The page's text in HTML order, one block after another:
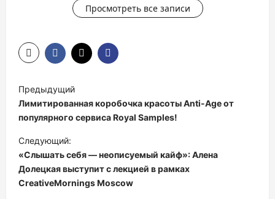
Просмотреть все записи
а
в
и
г
а
Предыдущий
Лимитированная коробочка красоты Anti-Age от
популярного сервиса Royal Samples!
Следующий:
«Слышать себя — неописуемый кайф»: Алена
Долецкая выступит с лекцией в рамках
CreativeMornings Moscow